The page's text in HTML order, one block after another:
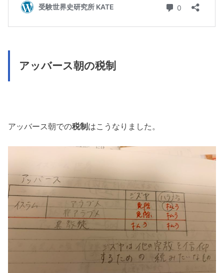
アッバース朝の税制
アッバース朝での税制 はこうなりました。